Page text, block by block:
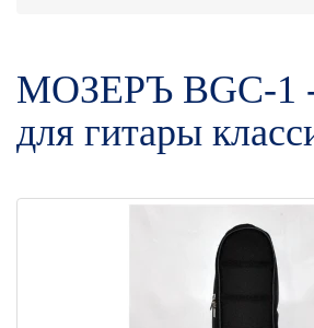
МОЗЕРЪ BGC-1
для гитары